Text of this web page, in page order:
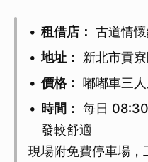
租借店： 古道情
地址：
新北市貢
價格： 嘟嘟車三
時間： 每日
發較舒適
現場附免費停車場